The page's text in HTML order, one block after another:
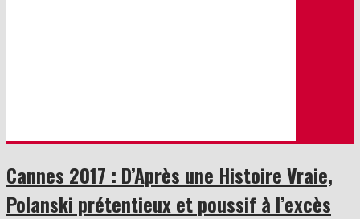
Cannes 2017 : D’Après une Histoire Vraie,
Polanski prétentieux et poussif à l’excès